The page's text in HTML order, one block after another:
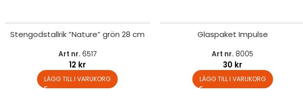
Stengodstallrik ”Nature” grön 28 cm
Art nr. 6517
12 kr
LÄGG TILL I VARUKORG
Glaspaket Impulse
Art nr. 8005
30 kr
LÄGG TILL I VARUKORG